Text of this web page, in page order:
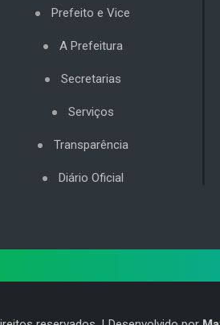
Prefeito e Vice
A Prefeitura
Secretarias
Serviços
Transparência
Diário Oficial